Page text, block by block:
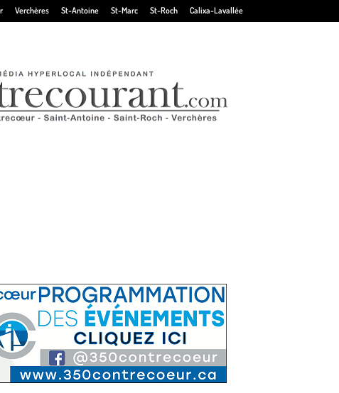
Verchères St-Antoine St-Marc St-Roch Calixa-Lavallée